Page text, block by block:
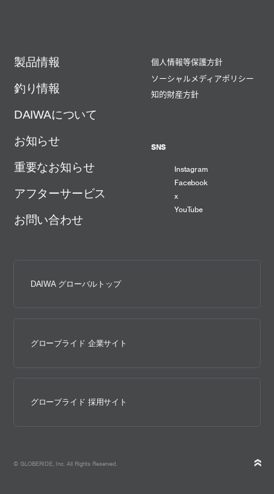
製品情報
釣り情報
DAIWAについて
お知らせ
重要なお知らせ
アフターサービス
お問い合わせ
個人情報等保護方針
ソーシャルメディアポリシー
知的財産方針
SNS
Instagram
Facebook
x
YouTube
DAIWA グローバルトップ
グローブライド 企業サイト
グローブライド 採用サイト
© GLOBERIDE, Inc. All Rights Reserved.